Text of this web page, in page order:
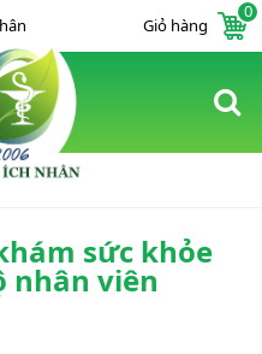
Giỏ hàng
0
sức khỏe
nhân viên